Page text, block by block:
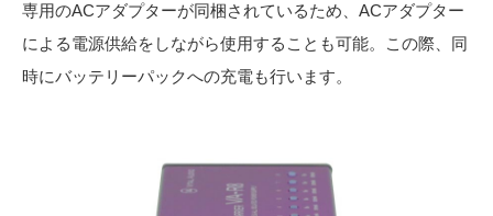
専用のACアダプターが同梱されているため、ACアダプター
による電源供給をしながら使用することも可能。この際、同
時にバッテリーパックへの充電も行います。